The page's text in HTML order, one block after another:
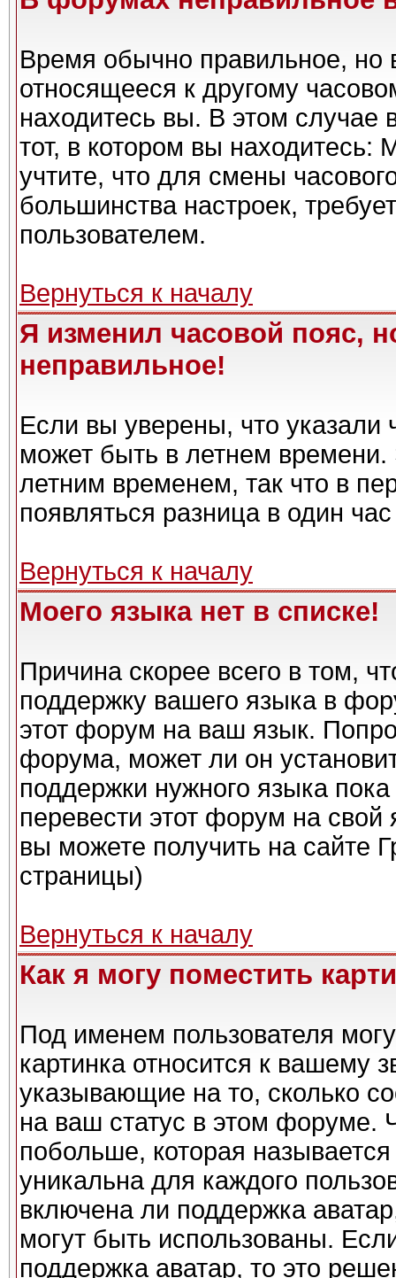
Время обычно правильное, но
относящееся к другому
находитесь вы. В этом случае
тот, в котором вы находитесь:
учтите, что для смены
большинства настроек,
пользователем.
Вернуться к началу
Я изменил часовой пояс,
неправильное!
Если вы уверены, что указали
может быть в летнем
летним временем, так что в
появляться разница в один
Вернуться к началу
Моего языка нет в списке!
Причина скорее всего в том,
поддержку вашего языка в
этот форум на ваш язык.
форума, может ли он
поддержки нужного языка
перевести этот форум на
вы можете получить на сайте
страницы)
Вернуться к началу
Как я могу поместить
Под именем пользователя
картинка относится к вашему
указывающие на то, сколько
на ваш статус в этом форуме.
побольше, которая
уникальна для каждого
включена ли поддержка
могут быть использованы.
поддержка аватар, то это